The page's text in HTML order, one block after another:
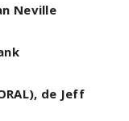
Neville
de Jeff